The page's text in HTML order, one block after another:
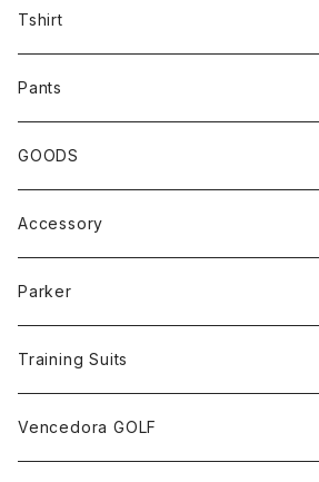
Tshirt
Pants
GOODS
Accessory
Parker
Training Suits
Vencedora GOLF